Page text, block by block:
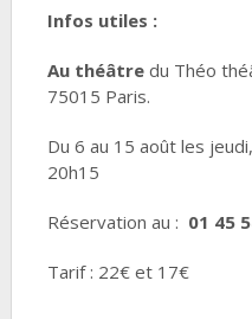
Infos utiles :
Au théâtre du Théo
75015 Paris.
Du 6 au 15 août les
20h15
Réservation au : 01 45
Tarif : 22€ et 17€